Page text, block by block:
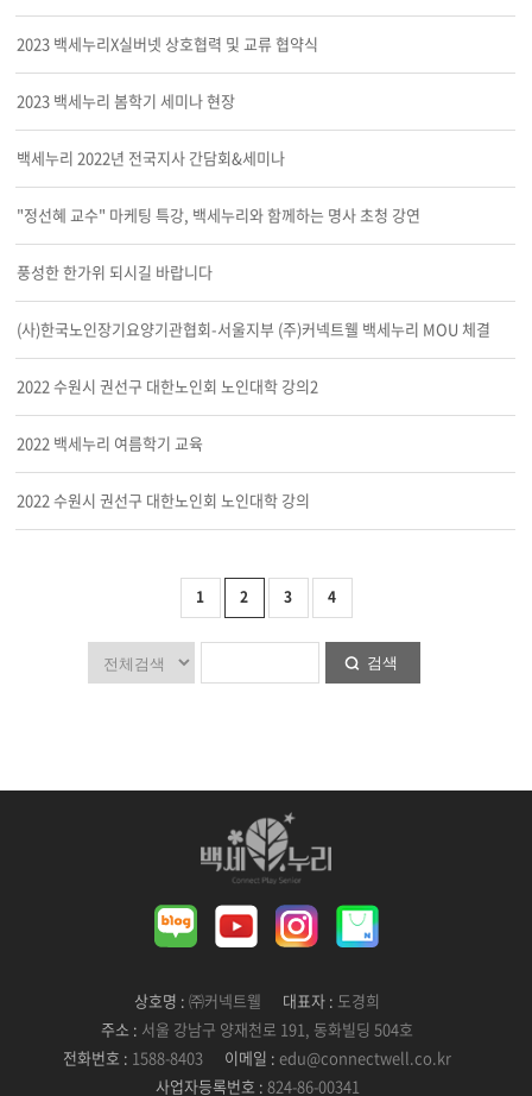
2023 백세누리X실버넷 상호협력 및 교류 협약식
2023 백세누리 봄학기 세미나 현장
백세누리 2022년 전국지사 간담회&세미나
"정선혜 교수" 마케팅 특강, 백세누리와 함께하는 명사 초청 강연
풍성한 한가위 되시길 바랍니다
(사)한국노인장기요양기관협회-서울지부 (주)커넥트웰 백세누리 MOU 체결
2022 수원시 권선구 대한노인회 노인대학 강의2
2022 백세누리 여름학기 교육
2022 수원시 권선구 대한노인회 노인대학 강의
1 2 3 4
검색
상호명 : ㈜커넥트웰 대표자 : 도경희
주소 : 서울 강남구 양재천로 191, 동화빌딩 504호
전화번호 : 1588-8403 이메일 : edu@connectwell.co.kr
사업자등록번호 : 824-86-00341